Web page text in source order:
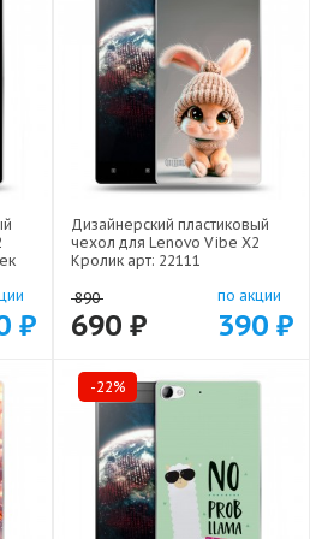
₽
Дизайнерский пластиковый
чехол для Lenovo Vibe X2
Кролик арт: 22111
890
690 ₽
по акции
390 ₽
-22%